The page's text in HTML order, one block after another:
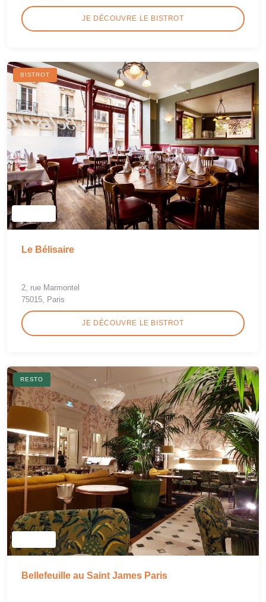
JE DÉCOUVRE LE BISTROT
BISTROT
Le Bélisaire
2, rue Marmontel
75015, Paris
JE DÉCOUVRE LE BISTROT
RESTO
Bellefeuille au Saint James Paris